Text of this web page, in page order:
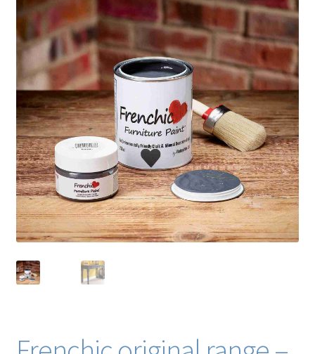
Blog / DIY / Tutorials
Over mij
Contact